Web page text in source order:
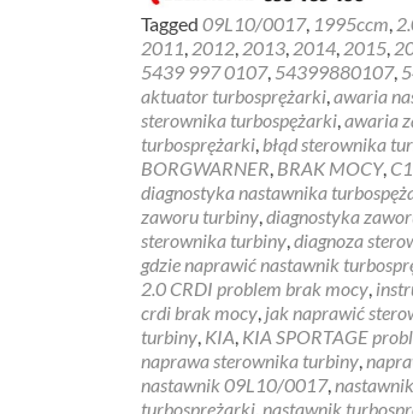
Tagged 09L10/0017, 1995ccm,
2011, 2012, 2013, 2014, 2015,
5439 997 0107, 54399880107,
aktuator turbosprężarki,awaria
sterownika turbospężarki,awaria
turbosprężarki, błąd sterownika
BORGWARNER, BRAK MOCY,
diagnostyka nastawnika
zaworu turbiny,diagnostyka
sterownika turbiny,diagnoza
gdzie naprawić nastawnik
2.0 CRDI problem brak mocy,
crdi brak mocy, jak naprawić
turbiny, KIA, KIA SPORTAGE
naprawa sterownika turbiny,
nastawnik 09L10/0017,
turbosprężarki,nastawnik